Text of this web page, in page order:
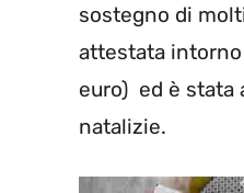
sostegno di
attestata intorno
euro) ed è stata
natalizie.